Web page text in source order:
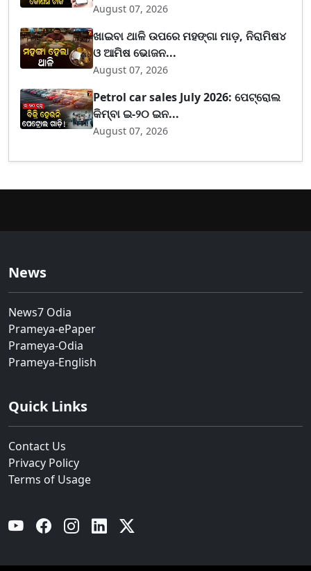
August 07, 2026
ଖାଇବା ଥାଳି ଉପରେ ମହଙ୍ଗା ମାଡ଼, ନିରାମିଷ୪
ଓ ଆମିଷ ଭୋଜନ...
August 07, 2026
Petrol car sales July 2026: ପେଟ୍ରୋଲ
କିମ୍ବା ଇ-୨୦ ଇନ...
August 07, 2026
News
News7 Odia
Prameya-ePaper
Prameya-Odia
Prameya-English
Quick Links
Contact Us
Privacy Policy
Terms of Usage
YouTube Facebook Instagram Linkedin